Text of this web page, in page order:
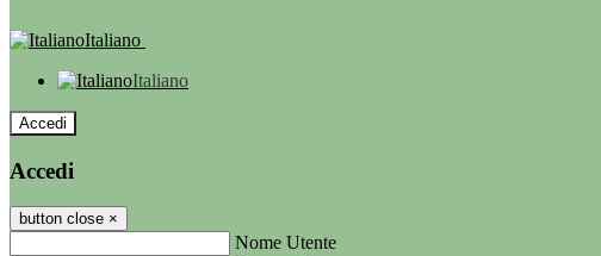
Italiano
Italiano
Accedi
Accedi
button close ×
Nome Utente